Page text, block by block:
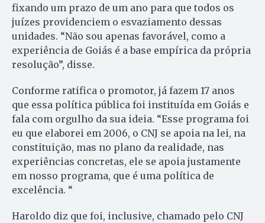
fixando um prazo de um ano para que todos os
juízes providenciem o esvaziamento dessas
unidades. “Não sou apenas favorável, como a
experiência de Goiás é a base empírica da própria
resolução”, disse.
Conforme ratifica o promotor, já fazem 17 anos
que essa política pública foi instituída em Goiás e
fala com orgulho da sua ideia. “Esse programa foi
eu que elaborei em 2006, o CNJ se apoia na lei, na
constituição, mas no plano da realidade, nas
experiências concretas, ele se apoia justamente
em nosso programa, que é uma política de
excelência. “
Haroldo diz que foi, inclusive, chamado pelo CNJ